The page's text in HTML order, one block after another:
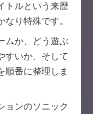
トルという来歴
り特殊です。
ムか、どう遊ぶ
すいか、そして
順番に整理しま
ョンのソニック